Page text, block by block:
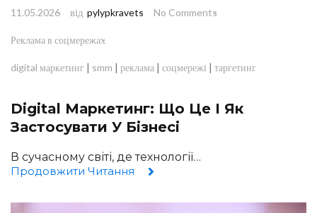
11.05.2026 від pylypkravets No Comments
Реклама в соцмережах
digital маркетинг | smm | реклама | соцмережі | таргетинг
Digital Маркетинг: Що Це І Як
Застосувати У Бізнесі
В сучасному світі, де технології…
Продовжити Читання